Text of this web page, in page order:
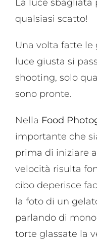
La luce sbagliata
qualsiasi scatto!
Una volta fatte le
luce giusta si
shooting, solo
sono pronte.
Nella Food
importante che
prima di iniziare
velocità risulta
cibo deperisce
la foto di un
parlando di
torte glassate la